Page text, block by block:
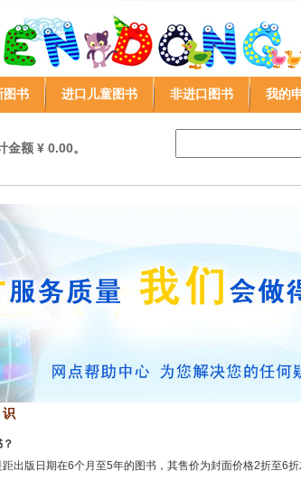
图书 进口儿童图书 非进口图书 我的
额 ¥ 0.00。
出版日期在6个月至5年的图书，其售价为封面价格2折至6